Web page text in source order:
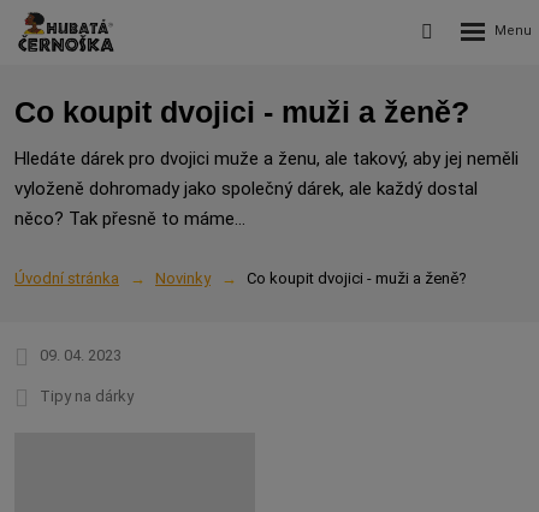
Vyhledávání
Rozbalení
Co koupit dvojici - muži a ženě?
Hledáte dárek pro dvojici muže a ženu, ale takový, aby jej neměli
vyloženě dohromady jako společný dárek, ale každý dostal
něco? Tak přesně to máme...
Úvodní stránka Novinky Co koupit dvojici - muži a ženě?
09. 04. 2023
Tipy na dárky